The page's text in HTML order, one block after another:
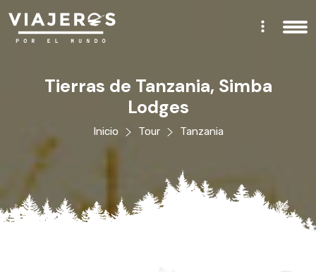
Tierras de Tanzania, Simba
Lodges
Inicio Tour Tanzania